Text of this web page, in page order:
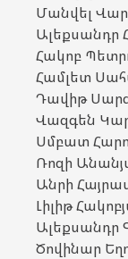
Մանվել
Ալեքսանդր
Հակոբ
Համլետ
Դավիթ
Վազգեն
Սմբատ
Ռոզի
Անրի
Լիլիթ
Ալեքսանդր
Ծովինար